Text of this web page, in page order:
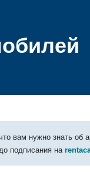
вам нужно знать
подписания на